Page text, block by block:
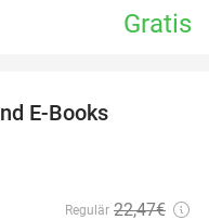
Gratis
E-Books
Regulär 22,47€